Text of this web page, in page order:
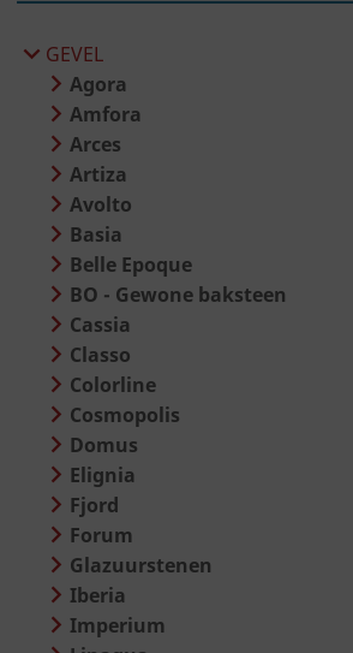
GEVEL
Agora
Amfora
Arces
Artiza
Avolto
Basia
Belle Epoque
BO - Gewone baksteen
Cassia
Classo
Colorline
Cosmopolis
Domus
Elignia
Fjord
Forum
Glazuurstenen
Iberia
Imperium